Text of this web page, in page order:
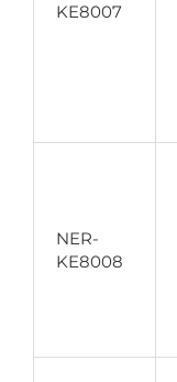
KE8007
NER-
KE8008